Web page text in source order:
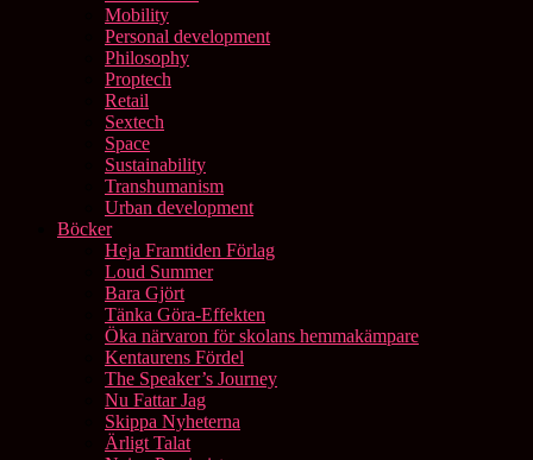
Mobility
Personal development
Philosophy
Proptech
Retail
Sextech
Space
Sustainability
Transhumanism
Urban development
Böcker
Heja Framtiden Förlag
Loud Summer
Bara Gjört
Tänka Göra-Effekten
Öka närvaron för skolans hemmakämpare
Kentaurens Fördel
The Speaker’s Journey
Nu Fattar Jag
Skippa Nyheterna
Ärligt Talat